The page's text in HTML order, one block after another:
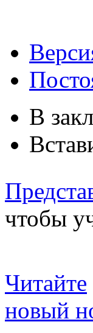
В
чтобы
Читайте
новый